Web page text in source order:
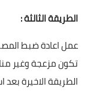
الطريقة الثالثة :
تكون مزعجة وغير
الطريقة الاخيرة بعد